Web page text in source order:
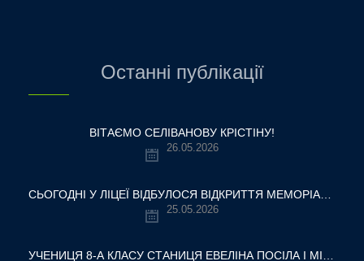
Останні публікації
ВІТАЄМО СЕЛІВАНОВУ КРІСТІНУ!
26.05.2026
25.05.2026
УЧЕНИЦЯ 8-А КЛАСУ СТАНИЦЯ ЕВЕЛІНА ПОСІЛА І МІСЦЕ У ВСЕУКРАЇНСЬКОМУ ТУРНІРІ «КРОК ДО МРІЇ – 2026»